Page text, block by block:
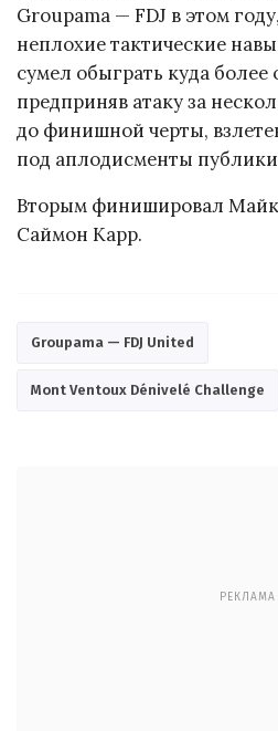
Groupama — FDJ в этом
неплохие тактические
сумел обыграть куда
предприняв атаку за
до финишной черты,
под аплодисменты
Вторым финишировал
Саймон Карр.
Groupama — FDJ United
Mont Ventoux Dénivelé Challenge
РЕКЛАМА